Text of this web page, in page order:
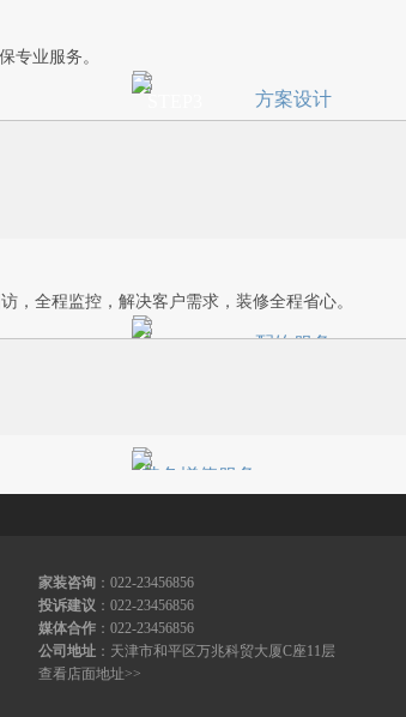
专业服务。
方案设计
，全程监控，解决客户需求，装修全程省心。
器进行
道工
STEP3 配饰服务
果。
帅装饰
户联系
特色增值服务
调试等服务。
家装咨询 ：022-23456856
投诉建议 ：022-23456856
媒体合作：022-23456856
公司地址：天津市和平区万兆科贸大厦C座11层
查看店面地址>>